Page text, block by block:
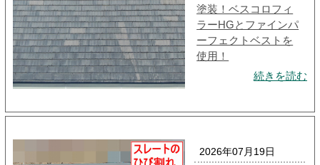
塗装！ベスコロフィ
ラーHGとファインパ
ーフェクトベストを
使用！
続きを読む
2026年07月19日